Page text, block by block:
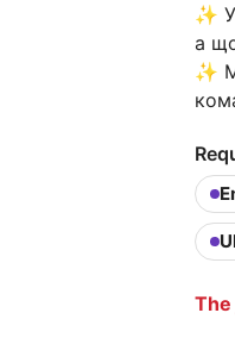
✨
а
✨
The